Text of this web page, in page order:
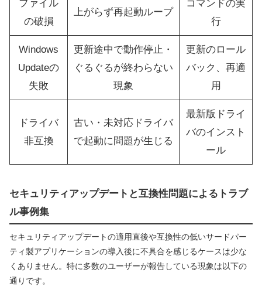
ファイル
の破損
上がらず再起動ループ
コマンドの実
行
Windows
Updateの
失敗
更新途中で動作停止・
ぐるぐるが終わらない
現象
更新のロール
バック、再適
用
ドライバ
非互換
古い・未対応ドライバ
で起動に問題が生じる
最新版ドライ
バのインスト
ール
セキュリティアップデートと互換性問題によるトラブ
ル事例集
セキュリティアップデートの適用直後や互換性の低いサードパー
ティ製アプリケーションの導入後に不具合を感じるケースは少な
くありません。特に多数のユーザーが報告している現象は以下の
通りです。